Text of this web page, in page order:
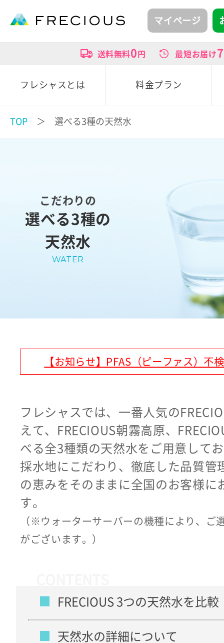
マイページ
送料無料0 円 最短お届け7
フレシャスとは 料金プラン
TOP ＞ 選べる3種の天然水
こだわりの
選べる3種の
天然水
WATER
【お知らせ】PFAS（ピーファス）不
フレシャスでは、一番人気の
えて、FRECIOUS朝霧高原、
べる全3種類の天然水をご用意して
採水地にこだわり、徹底した品質管
の恵みをそのままに全国のお客様に
す。
（※ウォーターサーバーの機種により、ご
がございます。）
FRECIOUS 3つの天然水を比較
天然水の詳細について